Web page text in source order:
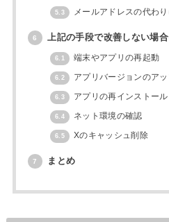
5.3 メールアドレスの代わ
6 上記の手段で改善しない場
6.1 端末やアプリの再起動
6.2 アプリバージョンのアッ
6.3 アプリの再インストール
6.4 ネット環境の確認
6.5 Xのキャッシュ削除
7 まとめ